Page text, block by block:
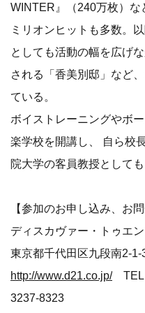
WINTER』（240万枚）な
ミリオンヒットも多数。
としても活動の幅を広げ
される「香美別邸」など
ている。
ボイストレーニングやボ
楽学校を開講し、 自ら校
院大学の客員教授としても
【参加のお申し込み、お問
ディスカヴァー・トゥエ
東京都千代田区九段南2-
http://www.d21.co.jp/
3237-8323